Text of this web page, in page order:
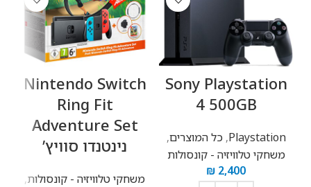
Sony Playstation
4 500GB
Playstation
,כל המוצרים,
משחקי טלוויזיה - קונסולות
₪ 2,400
Nintendo Switch
Ring Fit
Adventure Set
נינטנדו סוויץ’
משחקי טלוויזיה - קונסולות,